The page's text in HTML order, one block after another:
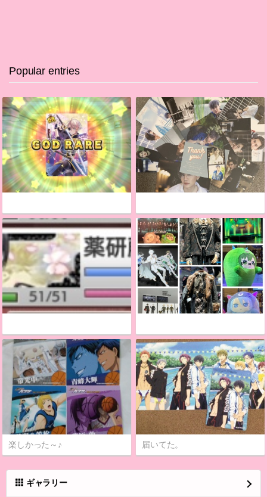
Popular entries
楽しかった～♪ 届いてた。
ギャラリー